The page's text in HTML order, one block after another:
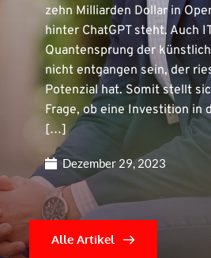
zehn Milliarden Dollar in
hinter ChatGPT steht. Auch
Quantensprung der
nicht entgangen sein, der
Potenzial hat. Somit stellt
Frage, ob eine Investition in
[…]
Dezember 29, 2023
Alle Artikel